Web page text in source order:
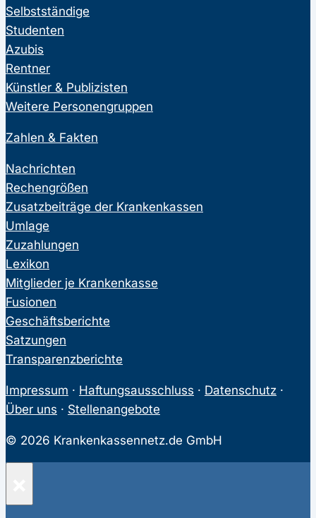
Selbstständige
Studenten
Azubis
Rentner
Künstler & Publizisten
Weitere Personengruppen
Zahlen & Fakten
Nachrichten
Rechengrößen
Zusatzbeiträge der Krankenkassen
Umlage
Zuzahlungen
Lexikon
Mitglieder je Krankenkasse
Fusionen
Geschäftsberichte
Satzungen
Transparenzberichte
Impressum · Haftungsausschluss · Datenschutz ·
Über uns · Stellenangebote
© 2026 Krankenkassennetz.de GmbH